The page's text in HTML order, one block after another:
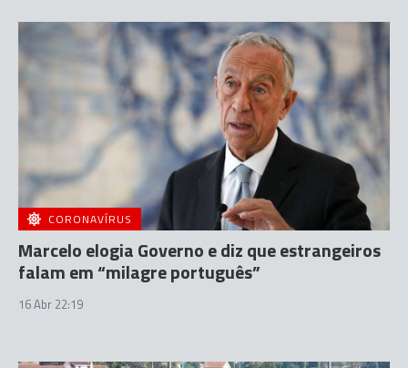
CORONAVÍRUS
Marcelo elogia Governo e diz que estrangeiros
falam em “milagre português”
16 Abr 22:19